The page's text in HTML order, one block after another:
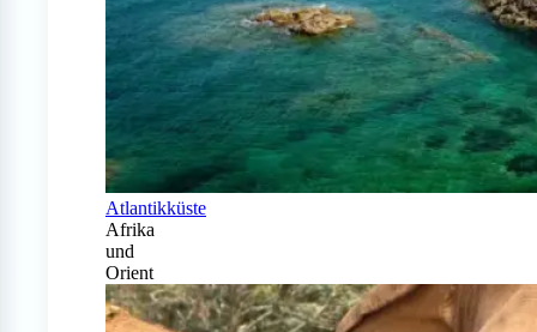
Atlantikküste
Afrika
und
Orient